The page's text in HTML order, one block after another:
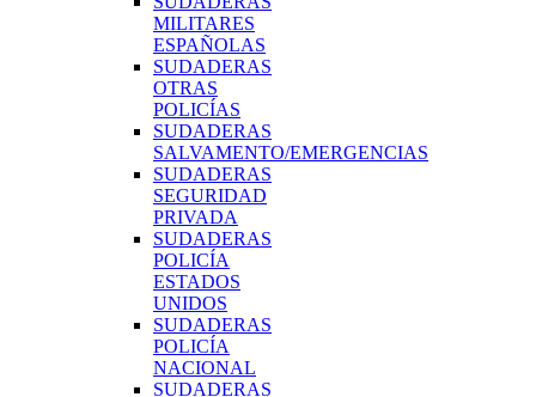
MILITARES
ESPAÑOLAS
SUDADERAS
OTRAS
POLICÍAS
SUDADERAS
SALVAMENTO/EMERGENCIAS
SUDADERAS
SEGURIDAD
PRIVADA
SUDADERAS
POLICÍA
ESTADOS
UNIDOS
SUDADERAS
POLICÍA
NACIONAL
SUDADERAS